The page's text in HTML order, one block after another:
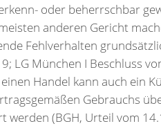
oder beherrschbar
anderen Gericht
Fehlverhalten
LG München I Beschluss
Handel kann auch ein
Gebrauchs
(BGH, Urteil vom